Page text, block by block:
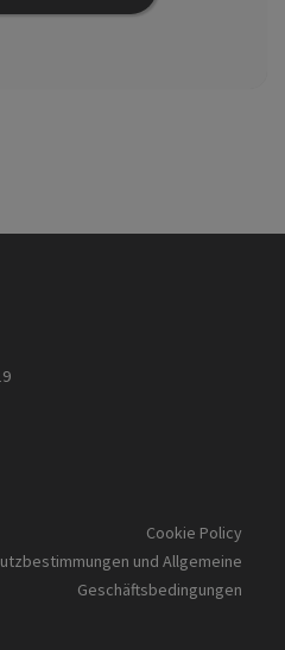
Cookie Policy
und Allgemeine
Geschäftsbedingungen